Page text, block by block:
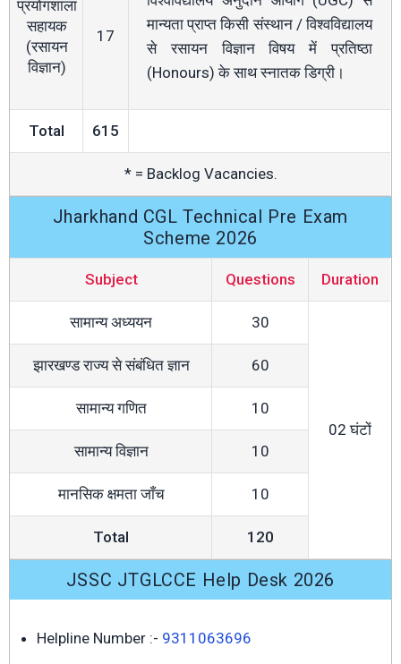
प्रयोगशाला
सहायक
(रसायन
विज्ञान)
17
मान्यता प्राप्त किसी संस्थान / विश्वविद्यालय
से रसायन विज्ञान विषय में प्रतिष्ठा
(Honours) के साथ स्नातक डिग्री।
Total 615
* = Backlog Vacancies.
Jharkhand CGL Technical Pre Exam
Scheme 2026
Subject Questions Duration
सामान्य अध्ययन 30
02 घंटों
झारखण्ड राज्य से संबंधित ज्ञान 60
सामान्य गणित 10
सामान्य विज्ञान 10
मानसिक क्षमता जाँच 10
Total 120
JSSC JTGLCCE Help Desk 2026
Helpline Number :- 9311063696